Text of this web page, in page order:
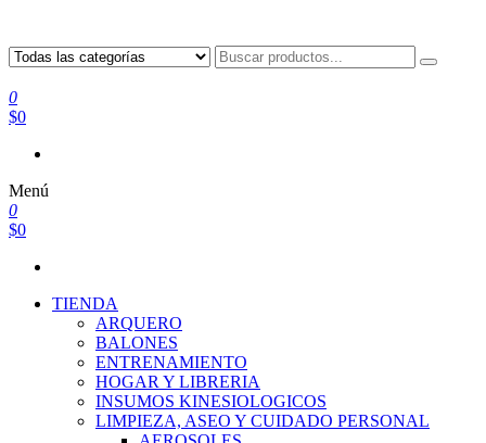
0
$0
Menú
0
$0
TIENDA
ARQUERO
BALONES
ENTRENAMIENTO
HOGAR Y LIBRERIA
INSUMOS KINESIOLOGICOS
LIMPIEZA, ASEO Y CUIDADO PERSONAL